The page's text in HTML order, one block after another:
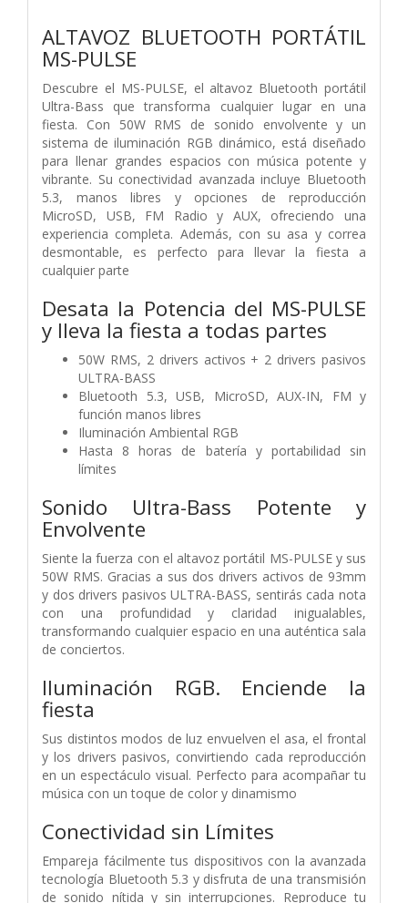
ALTAVOZ BLUETOOTH PORTÁTIL
MS-PULSE
Descubre el MS-PULSE, el altavoz Bluetooth portátil
Ultra-Bass que transforma cualquier lugar en una
fiesta. Con 50W RMS de sonido envolvente y un
sistema de iluminación RGB dinámico, está diseñado
para llenar grandes espacios con música potente y
vibrante. Su conectividad avanzada incluye Bluetooth
5.3, manos libres y opciones de reproducción
MicroSD, USB, FM Radio y AUX, ofreciendo una
experiencia completa. Además, con su asa y correa
desmontable, es perfecto para llevar la fiesta a
cualquier parte
Desata la Potencia del MS-PULSE
y lleva la fiesta a todas partes
50W RMS, 2 drivers activos + 2 drivers pasivos
ULTRA-BASS
Bluetooth 5.3, USB, MicroSD, AUX-IN, FM y
función manos libres
Iluminación Ambiental RGB
Hasta 8 horas de batería y portabilidad sin
límites
Sonido Ultra-Bass Potente y
Envolvente
Siente la fuerza con el altavoz portátil MS-PULSE y sus
50W RMS. Gracias a sus dos drivers activos de 93mm
y dos drivers pasivos ULTRA-BASS, sentirás cada nota
con una profundidad y claridad inigualables,
transformando cualquier espacio en una auténtica sala
de conciertos.
Iluminación RGB. Enciende la
fiesta
Sus distintos modos de luz envuelven el asa, el frontal
y los drivers pasivos, convirtiendo cada reproducción
en un espectáculo visual. Perfecto para acompañar tu
música con un toque de color y dinamismo
Conectividad sin Límites
Empareja fácilmente tus dispositivos con la avanzada
tecnología Bluetooth 5.3 y disfruta de una transmisión
de sonido nítida y sin interrupciones. Reproduce tu